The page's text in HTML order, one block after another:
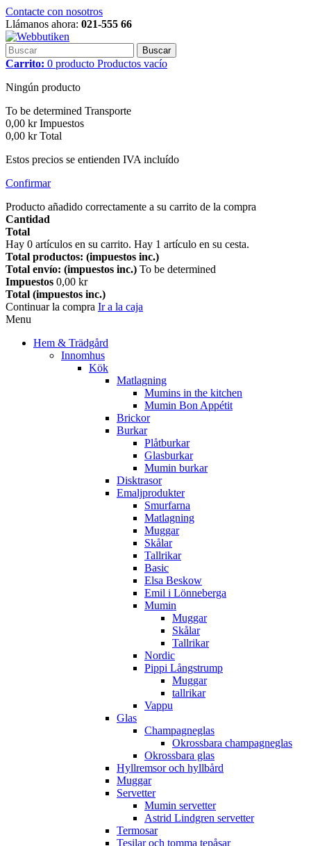
Contacte con nosotros
Llámanos ahora: 021-555 66
Buscar
Carrito: 0 producto Productos vacío
Ningún producto
To be determined Transporte
0,00 kr Impuestos
0,00 kr Total
Estos precios se entienden IVA incluído
Confirmar
Producto añadido correctamente a su carrito de la compra
Cantidad
Total
Hay 0 artículos en su carrito. Hay 1 artículo en su cesta.
Total productos: (impuestos inc.)
Total envío: (impuestos inc.) To be determined
Impuestos 0,00 kr
Total (impuestos inc.)
Continuar la compra Ir a la caja
Menu
Hem & Trädgård
Innomhus
Kök
Matlagning
Mumins in the kitchen
Mumin Bon Appétit
Brickor
Burkar
Plåtburkar
Glasburkar
Mumin burkar
Disktrasor
Emaljprodukter
Smurfarna
Matlagning
Muggar
Skålar
Tallrikar
Basic
Elsa Beskow
Emil i Lönneberga
Mumin
Muggar
Skålar
Tallrikar
Nordic
Pippi Långstrump
Muggar
tallrikar
Vappu
Glas
Champagneglas
Okrossbara champagneglas
Okrossbara glas
Hyllremsor och hyllbård
Muggar
Servetter
Mumin servetter
Astrid Lindgren servetter
Termosar
Tesilar och tomma tepåsar